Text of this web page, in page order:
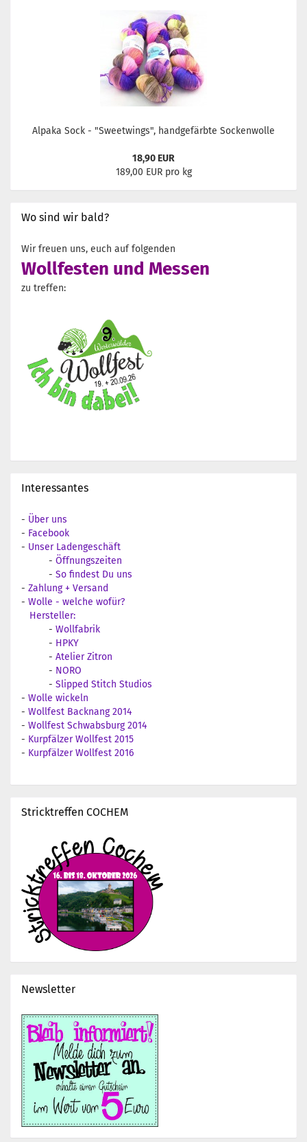
Alpaka Sock - "Sweetwings", handgefärbte Sockenwolle
18,90 EUR
189,00 EUR pro kg
Wo sind wir bald?
Wir freuen uns, euch auf folgenden
Wollfesten und Messen
zu treffen:
Interessantes
- Über uns
- Facebook
- Unser Ladengeschäft
- Öffnungszeiten
- So findest Du uns
- Zahlung + Versand
- Wolle - welche wofür?
Hersteller:
- Wollfabrik
- HPKY
- Atelier Zitron
- NORO
- Slipped Stitch Studios
- Wolle wickeln
- Wollfest Backnang 2014
- Wollfest Schwabsburg 2014
- Kurpfälzer Wollfest 2015
- Kurpfälzer Wollfest 2016
Stricktreffen COCHEM
Newsletter